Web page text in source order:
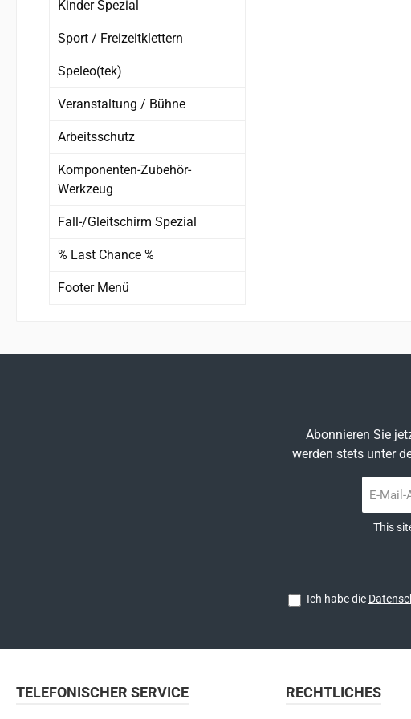
Kinder Spezial
Sport / Freizeitklettern
Speleo(tek)
Veranstaltung / Bühne
Arbeitsschutz
Komponenten-Zubehör-
Werkzeug
Fall-/Gleitschirm Spezial
% Last Chance %
Footer Menü
Abonnieren Sie
werden stets unter
Mail-
This
Ich habe die
TELEFONISCHER SERVICE RECHTLICHES